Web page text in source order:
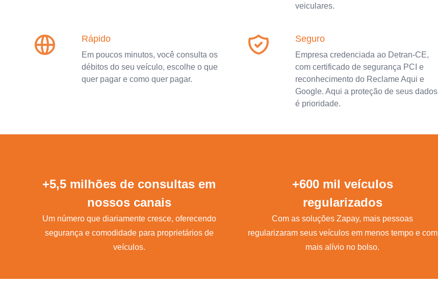
veiculares.
Rápido
Em poucos minutos, você consulta os
débitos do seu veículo, escolhe o que
quer pagar e como quer pagar.
Seguro
Empresa credenciada ao Detran-CE,
com certificado de segurança PCI e
reconhecimento do Reclame Aqui e
Google. Aqui a proteção de seus dados
é prioridade.
+5,5 milhões de consultas em
nossos canais
Um número que diariamente cresce, oferecendo
segurança e comodidade para proprietários de
veículos.
+600 mil veículos
regularizados
Com as soluções Zapay, mais pessoas
regularizaram seus veículos em menos tempo e com
mais alívio no bolso.